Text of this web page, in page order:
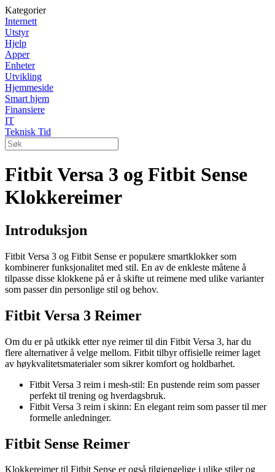
Kategorier
Internett
Utstyr
Hjelp
Apper
Enheter
Utvikling
Hjemmeside
Smart hjem
Finansiere
IT
Teknisk Tid
Fitbit Versa 3 og Fitbit Sense
Klokkereimer
Introduksjon
Fitbit Versa 3 og Fitbit Sense er populære smartklokker som
kombinerer funksjonalitet med stil. En av de enkleste måtene å
tilpasse disse klokkene på er å skifte ut reimene med ulike varianter
som passer din personlige stil og behov.
Fitbit Versa 3 Reimer
Om du er på utkikk etter nye reimer til din Fitbit Versa 3, har du
flere alternativer å velge mellom. Fitbit tilbyr offisielle reimer laget
av høykvalitetsmaterialer som sikrer komfort og holdbarhet.
Fitbit Versa 3 reim i mesh-stil: En pustende reim som passer
perfekt til trening og hverdagsbruk.
Fitbit Versa 3 reim i skinn: En elegant reim som passer til mer
formelle anledninger.
Fitbit Sense Reimer
Klokkereimer til Fitbit Sense er også tilgjengelige i ulike stiler og